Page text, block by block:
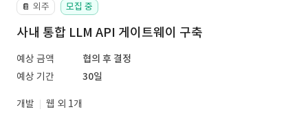
📔 외주 모집 중
사내 통합 LLM API 게이트웨이 구축
예상 금액
협의 후 결정
예상 기간
30일
개발
웹 외 1개